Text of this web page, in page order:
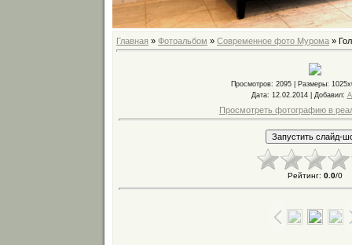
Главная » Фотоальбом » Современное фото Мурома »
Просмотров: 2095 | Размеры:
Дата: 12.02.2014 | Добавил:
Просмотреть фотографию в
Рейтинг: 0.0/0